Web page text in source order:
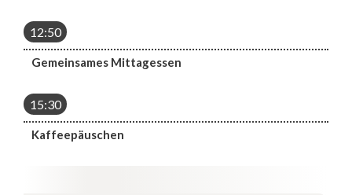
12:50
Gemeinsames Mittagessen
15:30
Kaffeepäuschen